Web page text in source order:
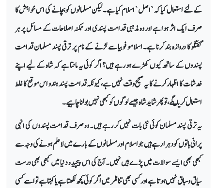
کے لئے استعمال کیا کہ `اصل` اسلام کیا ہے۔ لیکن مسلمانوں کو بچانے کی اس خواہش کا
صرف ایک اثر ہوا ہے اور وہ مذہبی قدامت پسندی اور ممکنہ اصلاحات کے مسائل پر ہر
گفتگو کا دروازہ بند کرنا ہے۔ اسلامو فوبیا سے لڑنے کے نام پر ترقی پسند مسلمان قدامت
پسندوں کے ساتھ کیوں کھڑے ہو رہے ہیں؟ اگر کوئی یہ مانتا ہے کہ شاہ کے لیے اپنے
خدشات کا اظہار کرنے کا یہ صحیح وقت نہیں ہے، کیونکہ قدامت پسند ہندو اس موقع کا غلط
استعمال کریںگے، تو پھر شاید شاہ جیسے لوگوں کو کبھی نہیں بولنا چاہیے۔
یہ ترقی پسند مسلمان کوئی نئی بات نہیں کر رہے ہیں۔ وہ صرف قدامت پسندوں کی انہی
پرانی باتوں کو دہرا رہے ہیں جو اسلام اور مسلمانوں کے بارے میں لا علم ہونے کی وجہ سے
کبھی بھی ایسے سوالات میں پڑے ہیں نہیں۔ آج کی اس پیچیدہ دنیا میں کبھی بھی درست
سیاق و سباق نہیں ہوتا ہے اور کسی بھی تناظر میں اگر کوئی کچھ لکھتا ہے یا کہتا ہے تو اسے کسی